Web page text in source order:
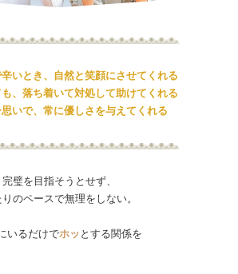
いとき、自然と笑顔にさせてくれる
、落ち着いて対処して助けてくれる
いで、常に優しさを与えてくれる
完璧を目指そうとせず、
のペースで無理をしない。
いるだけでホッ とする関係を